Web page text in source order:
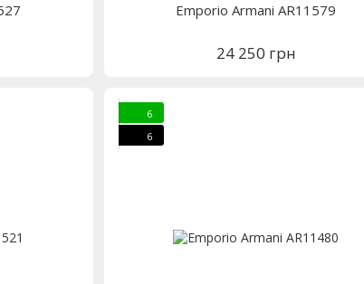
Emporio Armani AR11579
24 250 грн
6
6